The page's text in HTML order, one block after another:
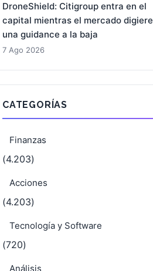
DroneShield: Citigroup entra en el
capital mientras el mercado digiere
una guidance a la baja
7 Ago 2026
CATEGORÍAS
Finanzas
(4.203)
Acciones
(4.203)
Tecnología y Software
(720)
Análisis